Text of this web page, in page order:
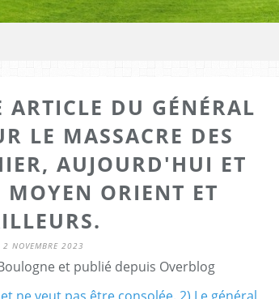
ARTICLE DU GÉNÉRAL
LE MASSACRE DES
AUJOURD'HUI ET
ORIENT ET
2 NOVEMBRE 2023
et publié depuis Overblog